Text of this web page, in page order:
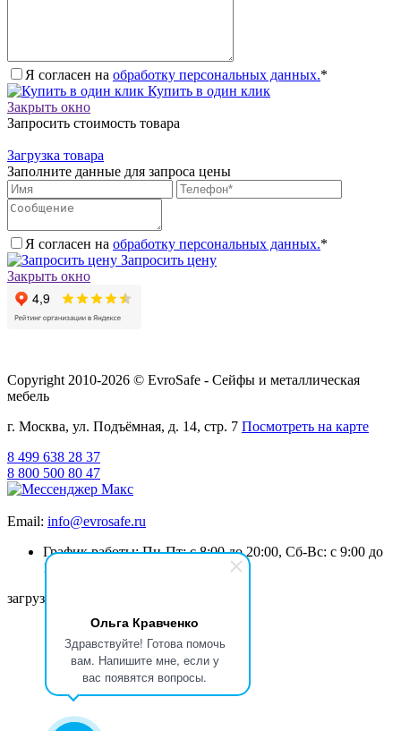
Ольга Кравченко
Здравствуйте! Готова помочь
вам. Напишите мне, если у
вас появятся вопросы.
Я согласен на обработку персональных данных.*
Купить в один клик
Закрыть окно
Запросить стоимость товара
Загрузка товара
Заполните данные для запроса цены
Я согласен на обработку персональных данных.*
Запросить цену
Закрыть окно
Copyright 2010-2026 © EvroSafe - Сейфы и металлическая
мебель
г. Москва, ул. Подъёмная, д. 14, стр. 7 Посмотреть на карте
8 499 638 28 37
8 800 500 80 47
Email: info@evrosafe.ru
График работы: Пн-Пт: с 8:00 до 20:00, Сб-Вс: с 9:00 до
19:00
загрузка карты...